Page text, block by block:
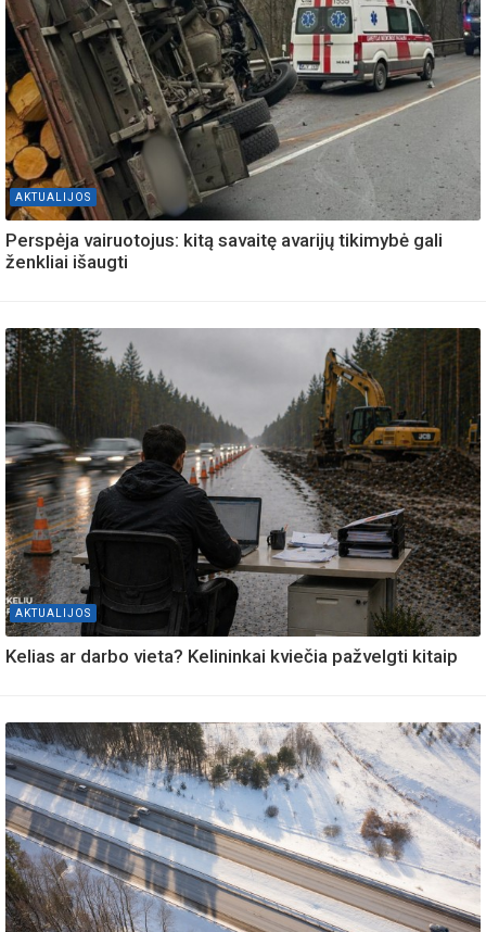
AKTUALIJOS
Perspėja vairuotojus: kitą savaitę avarijų tikimybė gali
ženkliai išaugti
AKTUALIJOS
Kelias ar darbo vieta? Kelininkai kviečia pažvelgti kitaip